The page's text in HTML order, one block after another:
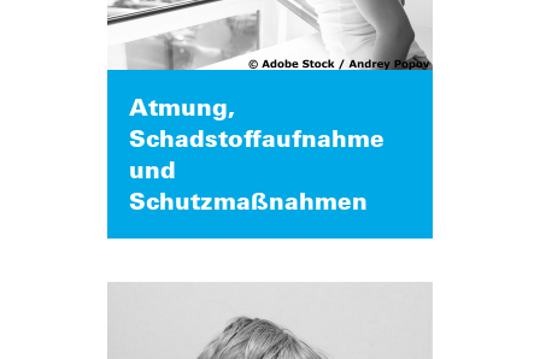
Atmung,
Schadstoffaufnahme
und
Schutzmaßnahmen